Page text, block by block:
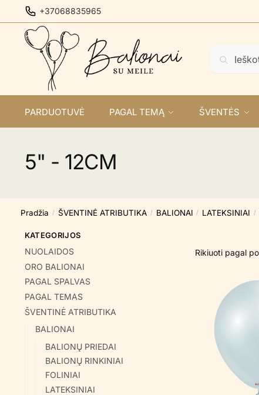
to
navigation
to
content
+37068835965
PARDUOTUVĖ PAGAL TEMĄ ŠVENTĖS
5" - 12CM
Pradžia / ŠVENTINĖ ATRIBUTIKA / BALIONAI / LATEKSINIAI /
KATEGORIJOS
NUOLAIDOS
ORO BALIONAI
PAGAL SPALVAS
PAGAL TEMAS
ŠVENTINĖ ATRIBUTIKA
BALIONAI
BALIONŲ PRIEDAI
BALIONŲ RINKINIAI
FOLINIAI
LATEKSINIAI